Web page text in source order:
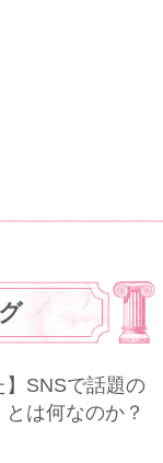
】SNSで話題の
とは何なのか？